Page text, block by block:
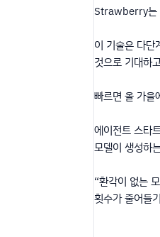
Strawberry는
이 기술은 다
것으로 기대하
빠르면 올 가
에이전트 스타
모델이 생성하
“환각이 없는
횟수가 줄어들